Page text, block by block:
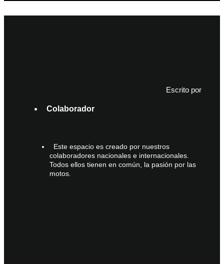
Escrito por
Colaborador
Este espacio es creado por nuestros
colaboradores nacionales e internacionales.
Todos ellos tienen en común, la pasión por las
motos.